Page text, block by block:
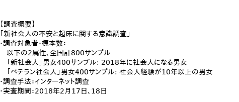
【調査概要】
「新社会人の不安と起床に関する意識調査」
・調査対象者・標本数：
以下の2属性、全国計800サンプル
「新社会人」男女400サンプル: 2018年に社会人になる男女
「ベテラン社会人」男女400サンプル: 社会人経験が10年以上の男女
・調査手法：インターネット調査
・実査期間：2018年2月17日、18日